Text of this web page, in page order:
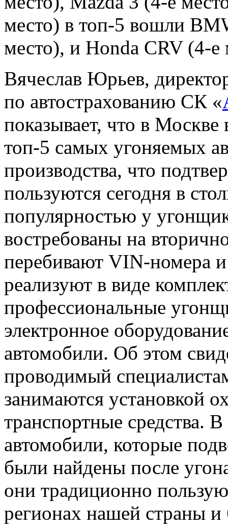
место) в топ-5 вошли
место), и Honda CRV (4-е
Вячеслав Юрьев,
по автострахованию СК «
показывает, что в
топ-5 самых угоняемых
производства, что
пользуются сегодня в
популярностью у
востребованы на
перебивают VIN-номера
реализуют в виде
профессиональные
электронное
автомобили. Об этом
проводимый
занимаются установкой
транспортные средства.
автомобили, которые
были найдены после
они традиционно
регионах нашей страны